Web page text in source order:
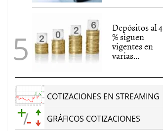
Depósitos al 4
% siguen
vigentes en
varias...
COTIZACIONES EN STREAMING
GRÁFICOS COTIZACIONES